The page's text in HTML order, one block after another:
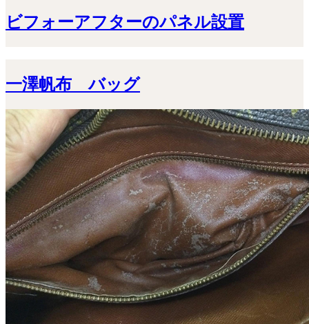
ビフォーアフターのパネル設置
一澤帆布 バッグ